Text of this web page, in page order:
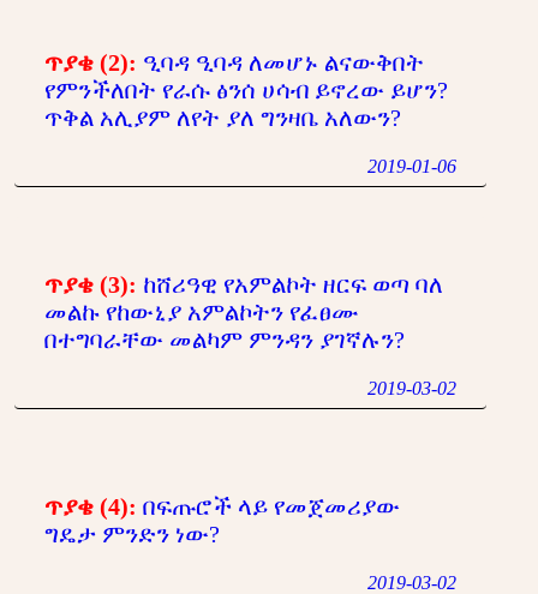
ጥያቄ (2): ዒባዳ ዒባዳ ለመሆኑ ልናውቅበት
የምንችለበት የራሱ ፅንሰ ሀሳብ ይኖረው ይሆን?
ጥቅል አሊያም ለየት ያለ ግንዛቤ አለውን?
2019-01-06
ጥያቄ (3): ከሸሪዓዊ የአምልኮት ዘርፍ ወጣ ባለ
መልኩ የከውኒያ አምልኮትን የፈፀሙ
በተግባራቸው መልካም ምንዳን ያገኛሉን?
2019-03-02
ጥያቄ (4): በፍጡሮች ላይ የመጀመሪያው
ግዴታ ምንድን ነው?
2019-03-02